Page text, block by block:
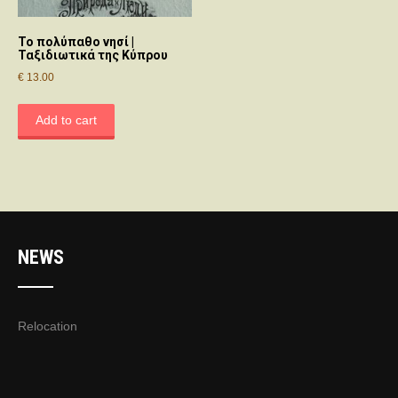
Το πολύπαθο νησί |
Ταξιδιωτικά της Κύπρου
€ 13.00
Add to cart
NEWS
Relocation